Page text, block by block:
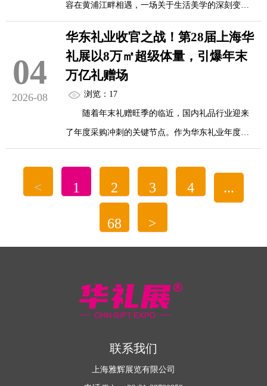
作为2026年华东地区最后一场大型礼品专业
展，本届展会以“礼链全球·潮涌东方”为主题，不仅
精准锚定了年终采购的黄金窗口，更以“沪·上·丰·
收”的姿态，为全年的礼品行业画上一个圆满的句
号。<...
容在黄浦江畔相遇，一场关于生活美学的深刻变革
正在悄然发生。2026年11月10日至12日，第28届上
海国际礼品、文创产品及家居用品展览会（简称“华
礼展”）将在上海新国际博览中心盛大启幕。
“小件大美”正成为2026年礼品市场最鲜明的时
代注脚。随着消费者从“符号式国潮”向“有温度的手
作美学”转变，那些兼具实用性与情绪价值的精致小
展精准捕捉这一蓝海机遇，特设“木制工艺品精品专
区”与“匠心工...
04
2026-08
华东礼业收官之战！第28届上海华
礼展以8万㎡超级体量，引爆年末
万亿礼赠场
浏览：17
随着年末礼赠旺季的临近，国内礼品行业迎来
了年度采购冲刺的关键节点。作为华东礼业年度压
轴盛会，2026第28届上海国际礼品、文创产品及家
居用品展览会（简称“华礼展”）正式定档11月10日
至12日，将在上海新国际博览中心震撼启幕。
华东地区是国内礼赠行业的核心腹地，贡献了
全国超三成的市场份额，江浙沪三地更是占据了近
赛道，但行业长期存在“小、散、乱”的痛点，中小
服务商占比过高，缺乏品牌力与定制化能力。
< 1 2 3 4 ...
68 >
联系我们
上海雅辉展览有限公司